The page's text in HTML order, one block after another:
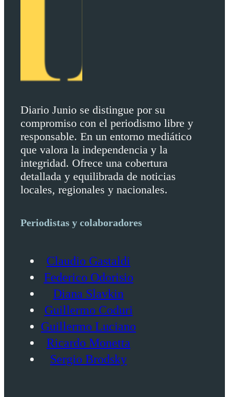
Diario Junio se distingue por su
compromiso con el periodismo libre y
responsable. En un entorno mediático
que valora la independencia y la
integridad. Ofrece una cobertura
detallada y equilibrada de noticias
locales, regionales y nacionales.
Periodistas y colaboradores
Claudio Gastaldi
Federico Odorisio
Diana Slavkin
Guillermo Coduri
Guillermo Luciano
Ricardo Monetta
Sergio Brodsky